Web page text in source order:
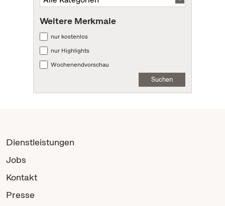
Weitere Merkmale
nur kostenlos
nur Highlights
Wochenendvorschau
Suchen
Dienstleistungen
Jobs
Kontakt
Presse